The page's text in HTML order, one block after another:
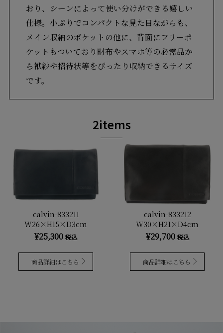
おり、シーンによって使い分けができる嬉しい
仕様。小ぶりでコンパクトな見た目ながらも、
メイン収納のポケットの他に、背面にフリーポ
ケットもついており財布やスマホ等の必需品か
ら袱紗や招待状等をぴったり収納できるサイズ
です。
2items
calvin-833211
W26×H15×D3cm
¥25,300 税込
商品詳細はこちら
calvin-833212
W30×H21×D4cm
¥29,700 税込
商品詳細はこちら